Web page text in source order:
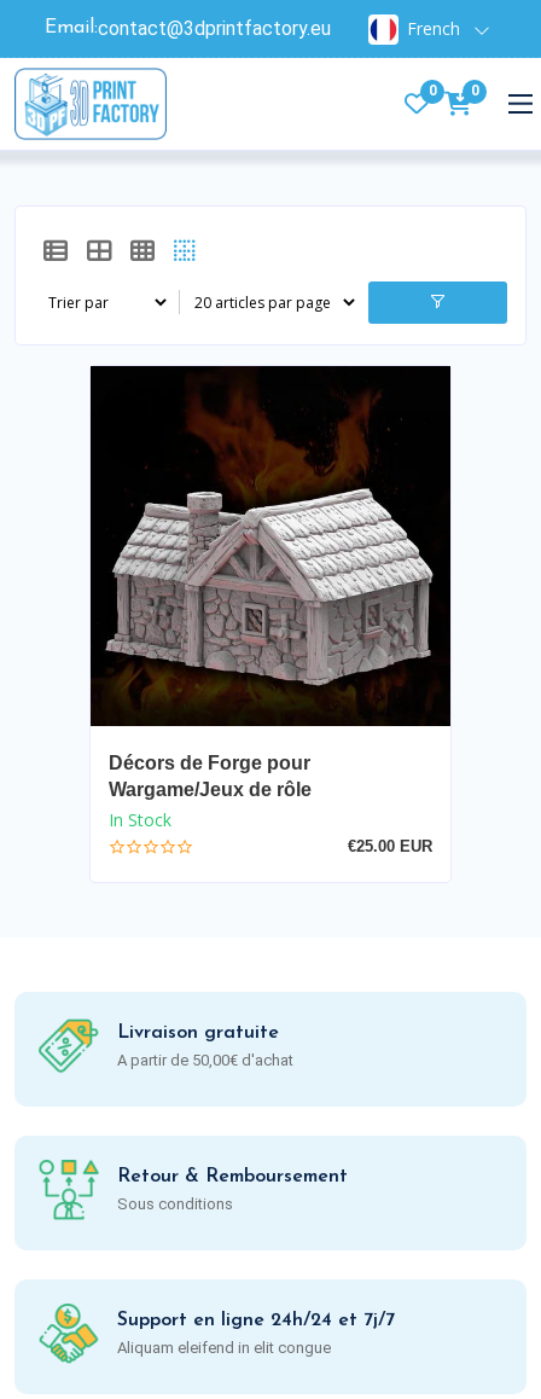
Email:contact@3dprintfactory.eu French
0 0
Décors de Forge pour
Wargame/Jeux de rôle
In Stock
€25.00 EUR
Livraison gratuite
A partir de 50,00€ d'achat
Retour & Remboursement
Sous conditions
Support en ligne 24h/24 et 7j/7
Aliquam eleifend in elit congue